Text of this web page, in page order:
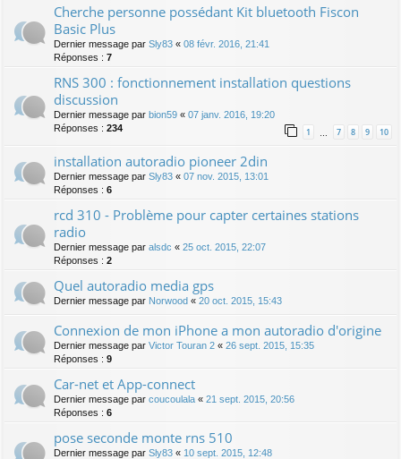
Cherche personne possédant Kit bluetooth Fiscon
Basic Plus
Dernier message par Sly83 « 08 févr. 2016, 21:41
Réponses : 7
RNS 300 : fonctionnement installation questions
discussion
Dernier message par bion59 « 07 janv. 2016, 19:20
Réponses : 234 1 7 8 9 10
installation autoradio pioneer 2din
Dernier message par Sly83 « 07 nov. 2015, 13:01
Réponses : 6
rcd 310 - Problème pour capter certaines stations
radio
Dernier message par alsdc « 25 oct. 2015, 22:07
Réponses : 2
Quel autoradio media gps
Dernier message par Norwood « 20 oct. 2015, 15:43
Connexion de mon iPhone a mon autoradio d'origine
Dernier message par Victor Touran 2 « 26 sept. 2015, 15:35
Réponses : 9
Car-net et App-connect
Dernier message par coucoulala « 21 sept. 2015, 20:56
Réponses : 6
pose seconde monte rns 510
Dernier message par Sly83 « 10 sept. 2015, 12:48